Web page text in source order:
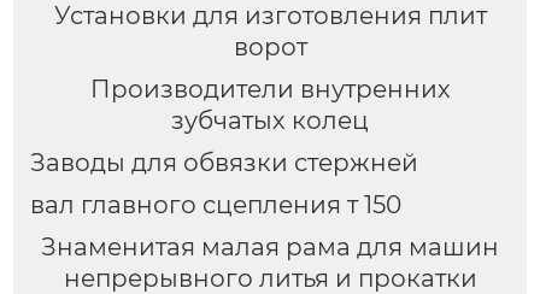
Установки для изготовления плит
ворот
Производители внутренних
зубчатых колец
Заводы для обвязки стержней
вал главного сцепления т 150
Знаменитая малая рама для машин
непрерывного литья и прокатки